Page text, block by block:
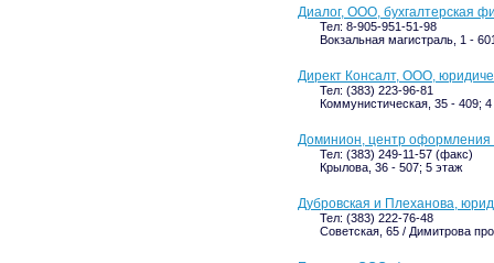
Диалог, ООО, бухгалтерская
Тел: 8-905-951-51-98
Вокзальная магистраль, 1 -
Директ Консалт, ООО,
Тел: (383) 223-96-81
Коммунистическая, 35 - 409;
Доминион, центр оформления
Тел: (383) 249-11-57 (факс)
Крылова, 36 - 507; 5 этаж
Дубровская и Плеханова,
Тел: (383) 222-76-48
Советская, 65 / Димитрова